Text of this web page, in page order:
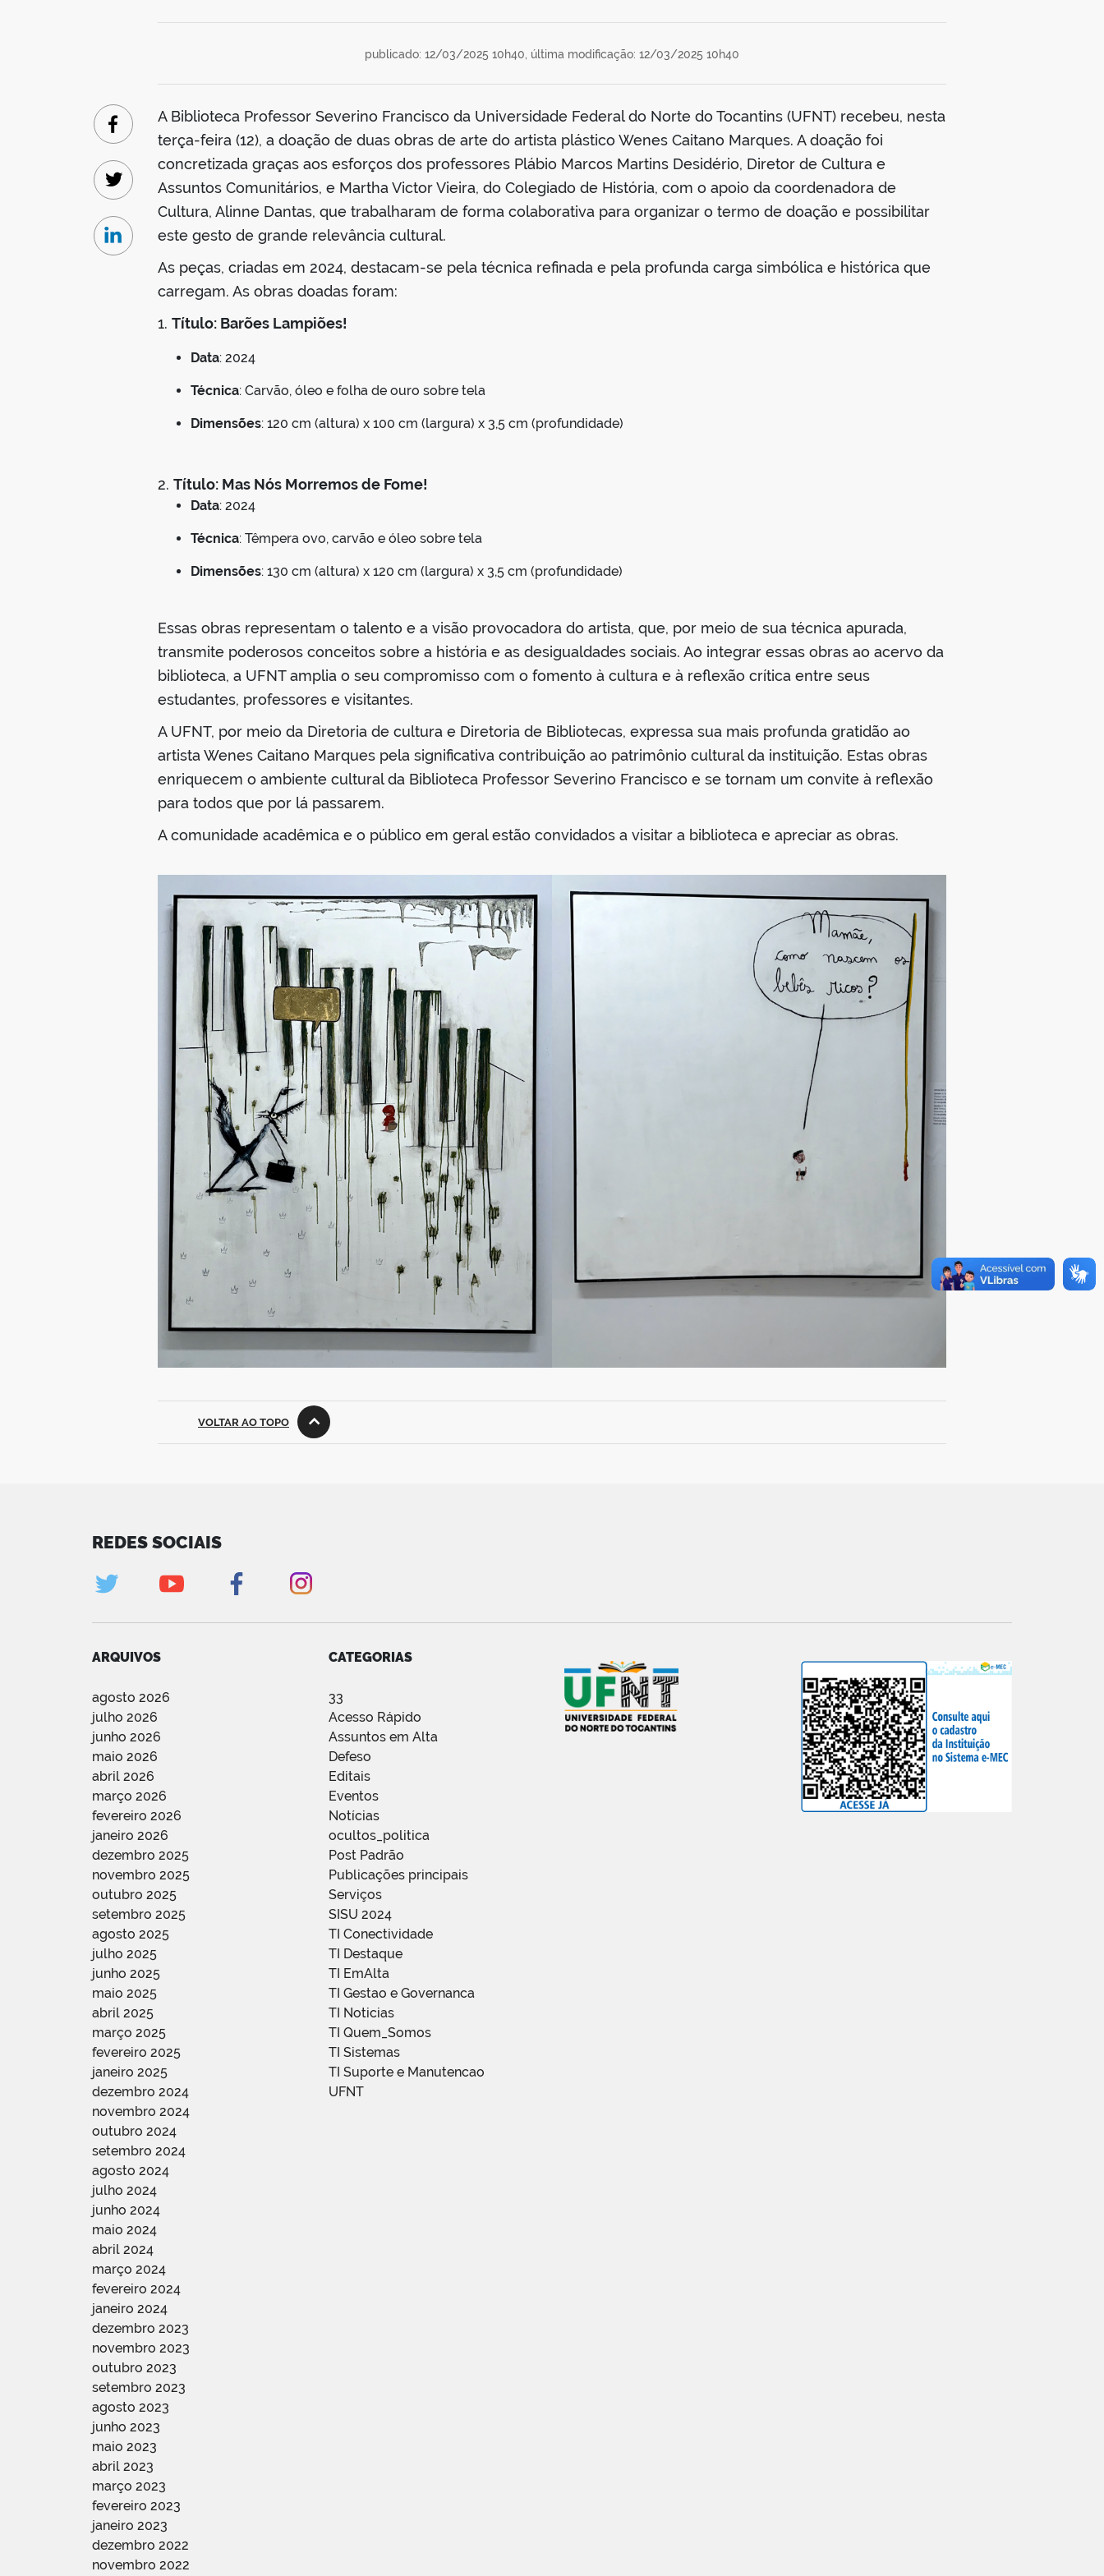
publicado: 12/03/2025 10h40, última modificação: 12/03/2025 10h40
A Biblioteca Professor Severino Francisco da Universidade Federal do Norte do Tocantins (UFNT) recebeu, nesta
terça-feira (12), a doação de duas obras de arte do artista plástico Wenes Caitano Marques. A doação foi
concretizada graças aos esforços dos professores Plábio Marcos Martins Desidério, Diretor de Cultura e
Assuntos Comunitários, e Martha Victor Vieira, do Colegiado de História, com o apoio da coordenadora de
Cultura, Alinne Dantas, que trabalharam de forma colaborativa para organizar o termo de doação e possibilitar
este gesto de grande relevância cultural.
As peças, criadas em 2024, destacam-se pela técnica refinada e pela profunda carga simbólica e histórica que
carregam. As obras doadas foram:
1. Título: Barões Lampiões!
Data: 2024
Técnica: Carvão, óleo e folha de ouro sobre tela
Dimensões: 120 cm (altura) x 100 cm (largura) x 3,5 cm (profundidade)
2. Título: Mas Nós Morremos de Fome!
Data: 2024
Técnica: Têmpera ovo, carvão e óleo sobre tela
Dimensões: 130 cm (altura) x 120 cm (largura) x 3,5 cm (profundidade)
Essas obras representam o talento e a visão provocadora do artista, que, por meio de sua técnica apurada,
transmite poderosos conceitos sobre a história e as desigualdades sociais. Ao integrar essas obras ao acervo da
biblioteca, a UFNT amplia o seu compromisso com o fomento à cultura e à reflexão crítica entre seus
estudantes, professores e visitantes.
A UFNT, por meio da Diretoria de cultura e Diretoria de Bibliotecas, expressa sua mais profunda gratidão ao
artista Wenes Caitano Marques pela significativa contribuição ao patrimônio cultural da instituição. Estas obras
enriquecem o ambiente cultural da Biblioteca Professor Severino Francisco e se tornam um convite à reflexão
para todos que por lá passarem.
A comunidade acadêmica e o público em geral estão convidados a visitar a biblioteca e apreciar as obras.
Facebook
Twitter
Linkedin
VOLTAR AO TOPO
REDES SOCIAIS
ARQUIVOS
agosto 2026
julho 2026
junho 2026
maio 2026
abril 2026
março 2026
fevereiro 2026
janeiro 2026
dezembro 2025
novembro 2025
outubro 2025
setembro 2025
agosto 2025
julho 2025
junho 2025
maio 2025
abril 2025
março 2025
fevereiro 2025
janeiro 2025
dezembro 2024
novembro 2024
outubro 2024
setembro 2024
agosto 2024
julho 2024
junho 2024
maio 2024
abril 2024
março 2024
fevereiro 2024
janeiro 2024
dezembro 2023
novembro 2023
outubro 2023
setembro 2023
agosto 2023
junho 2023
maio 2023
abril 2023
março 2023
fevereiro 2023
janeiro 2023
dezembro 2022
novembro 2022
CATEGORIAS
33
Acesso Rápido
Assuntos em Alta
Defeso
Editais
Eventos
Notícias
ocultos_politica
Post Padrão
Publicações principais
Serviços
SISU 2024
TI Conectividade
TI Destaque
TI EmAlta
TI Gestao e Governanca
TI Noticias
TI Quem_Somos
TI Sistemas
TI Suporte e Manutencao
UFNT